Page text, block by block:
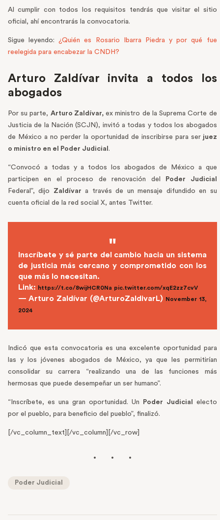
Al cumplir con todos los requisitos tendrás que visitar el sitio
oficial, ahí encontrarás la convocatoria.
Sigue leyendo: ¿Quién es Rosario Ibarra Piedra y por qué fue
reelegida para encabezar la CNDH?
Arturo Zaldívar invita a todos los
abogados
Por su parte, Arturo Zaldívar,ex ministro de la Suprema Corte de
Justicia de la Nación (SCJN), invitó a todas y todos los abogados
de México a no perder la oportunidad de inscribirse para serjuez
o ministro en el Poder Judicial .
“Convocó a todas y a todos los abogados de México a que
participen en el proceso de renovación del
Poder Judicial
Federal”, dijo Zaldívar a través de un mensaje difundido en su
cuenta oficial de la red social X, antes Twitter.
Inscríbete y sé parte del cambio hacia un sistema
de justicia más cercano y comprometido con los
que más lo necesitan.
Link: https://t.co/8wijHCR0Na pic.twitter.com/xqE2zz7cvV
— Arturo Zaldívar (@ArturoZaldivarL) November 13,
2024
Indicó que esta convocatoria es una excelente oportunidad para
las y los jóvenes abogados de México, ya que les permitirían
consolidar su carrera “realizando una de las funciones más
hermosas que puede desempeñar un ser humano”.
“Inscríbete, es una gran oportunidad. Un Poder Judicial
electo
por el pueblo, para beneficio del pueblo”, finalizó.
[/vc_column_text][/vc_column][/vc_row]
Poder Judicial